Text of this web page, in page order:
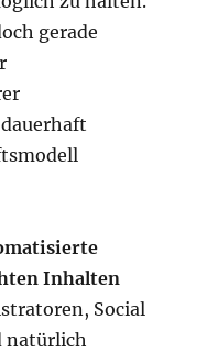
gerade
Inhalten
Social
natürlich